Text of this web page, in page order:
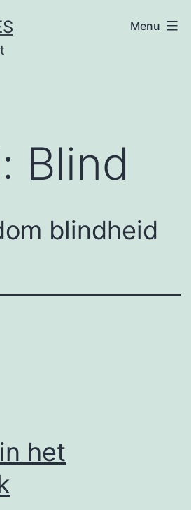
Menu
Blind
blindheid
het